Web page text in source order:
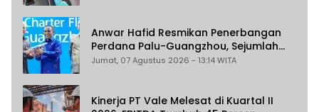
Anwar Hafid Resmikan Penerbangan
Perdana Palu-Guangzhou, Sejumlah
Maskapai Jajaki Rute Malaysia dan
Jumat, 07 Agustus 2026 - 13:14 WITA
Kinerja PT Vale Melesat di Kuartal II